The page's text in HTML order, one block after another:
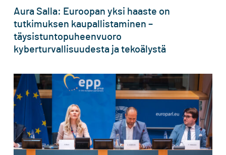
Aura Salla: Euroopan yksi haaste on
tutkimuksen kaupallistaminen –
täysistuntopuheenvuoro
kyberturvallisuudesta ja tekoälystä